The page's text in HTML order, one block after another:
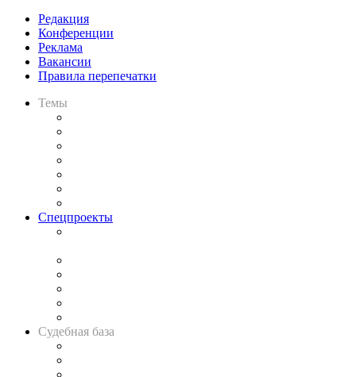
Редакция
Конференции
Реклама
Вакансии
Правила перепечатки
Темы
Спецпроекты
Судебная база